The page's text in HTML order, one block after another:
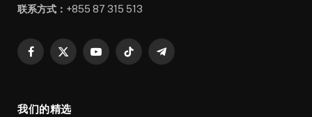
联系方式： +855 87 315 513
Facebook
X
YouTubeTikTok Telegram
我们的精选